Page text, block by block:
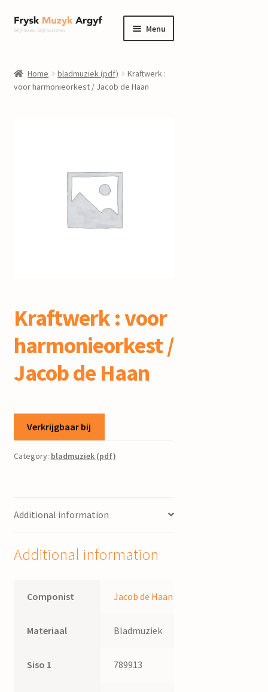
Ga
door
navigatie
Ga
naar
inhoud
Menu
informatie
Home bladmuziek (pdf)
Kraftwerk :
voor harmonieorkest / Jacob de Haan
Kraftwerk : voor
harmonieorkest /
Jacob de Haan
Verkrijgbaar bij
Category: bladmuziek (pdf)
Additional information
Additional information
Componist Jacob de Haan
Materiaal Bladmuziek
Siso 1 789913